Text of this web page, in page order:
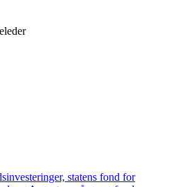
statens fond for